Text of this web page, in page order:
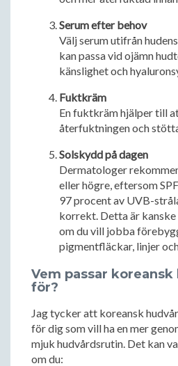
Serum efter behov
Välj serum utifrån
kan passa vid ojämn
känslighet och
Fuktkräm
En fuktkräm hjälper till
återfuktningen och
Solskydd på dagen
Dermatologer
eller högre, eftersom
97 procent av UVB-
korrekt. Detta är
om du vill jobba
pigmentfläckar, linjer
Vem passar
för?
Jag tycker att koreansk
för dig som vill ha en mer
mjuk hudvårdsrutin. Det kan
om du: